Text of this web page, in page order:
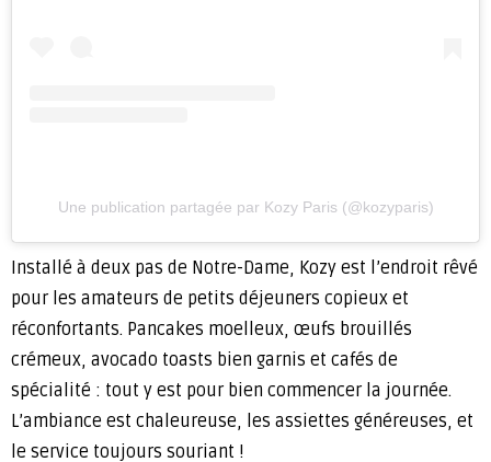
Une publication partagée par Kozy Paris (@kozyparis)
Installé à deux pas de Notre-Dame, Kozy est l’endroit rêvé
pour les amateurs de petits déjeuners copieux et
réconfortants. Pancakes moelleux, œufs brouillés
crémeux, avocado toasts bien garnis et cafés de
spécialité : tout y est pour bien commencer la journée.
L’ambiance est chaleureuse, les assiettes généreuses, et
le service toujours souriant !